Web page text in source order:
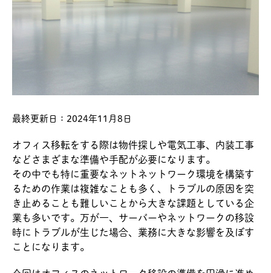
最終更新日：2024年11月8日
オフィス移転をする際は物件探しや電気工事、内装工事
などさまざまな準備や手配が必要になります。
その中でも特に重要なネットネットワーク環境を構築す
るための作業は複雑なことも多く、トラブルの原因を突
き止めることも難しいことから大きな課題としている企
業も多いです。万が一、サーバーやネットワークの移設
時にトラブルが生じた場合、業務に大きな影響を及ぼす
ことになります。